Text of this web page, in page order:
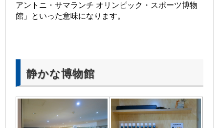
アントニ・サマランチ オリンピック・スポーツ博物
館」といった意味になります。
静かな博物館